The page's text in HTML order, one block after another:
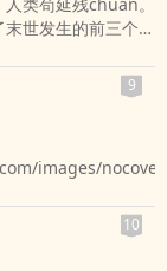
时候，系统却…炸
步踏上篮球ding
世发生的前三个
们被
拉满
来逃命。”
9
images/
10